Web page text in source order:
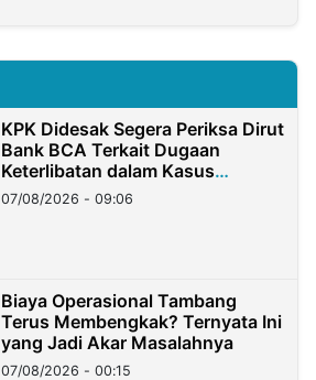
KPK Didesak Segera Periksa Dirut
Bank BCA Terkait Dugaan
Keterlibatan dalam Kasus
Hilangnya Dana Nasabah Rp2,58
Miliar
07/08/2026 - 09:06
Biaya Operasional Tambang
Terus Membengkak? Ternyata Ini
yang Jadi Akar Masalahnya
07/08/2026 - 00:15